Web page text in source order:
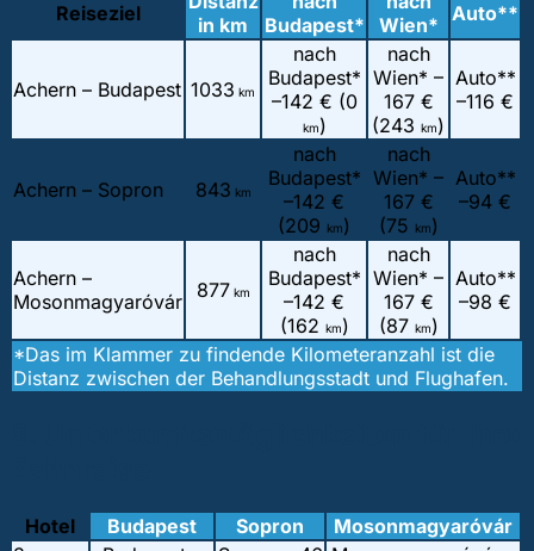
Reiseziel
in km
Budapest*
Wien* Auto**
Achern – Budapest 1033 km
nach
Budapest*
–142 € (0
km)
nach
Wien* –
167 €
(243 km)
Auto**
–116 €
Achern – Sopron 843 km
nach
Budapest*
–142 €
(209 km)
nach
Wien* –
167 €
(75 km)
Auto**
–94 €
Achern –
Mosonmagyaróvár
877 km
nach
Budapest*
–142 €
(162 km)
nach
Wien* –
167 €
(87 km)
Auto**
–98 €
*Das im Klammer zu findende Kilometeranzahl ist die
Distanz zwischen der Behandlungsstadt und Flughafen.
Hotel Budapest Sopron
Mosonmagyaróvár